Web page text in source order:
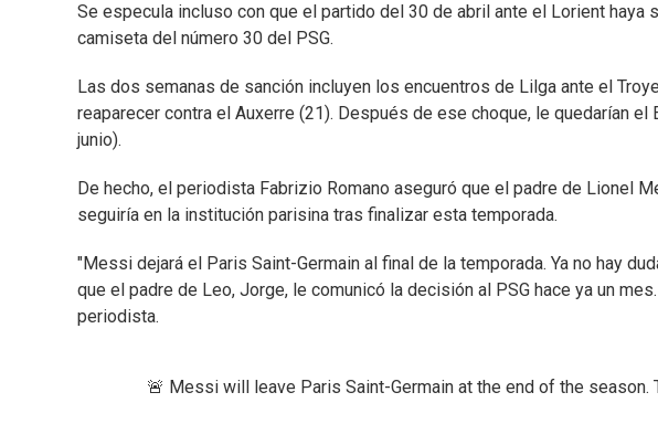
Se especula incluso con que el partido del 30 de abril ante el Lorient haya
camiseta del número 30 del PSG.
Las dos semanas de sanción incluyen los encuentros de Lilga ante el
reaparecer contra el Auxerre (21). Después de ese choque, le quedarían
junio).
De hecho, el periodista Fabrizio Romano aseguró que el padre de Lionel
seguiría en la institución parisina tras finalizar esta temporada.
"Messi dejará el Paris Saint-Germain al final de la temporada. Ya no hay
que el padre de Leo, Jorge, le comunicó la decisión al PSG hace ya un
periodista.
🚨 Messi will leave Paris Saint-Germain at the end of the season.